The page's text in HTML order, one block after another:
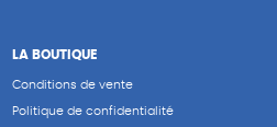
LA BOUTIQUE
Conditions de vente
Politique de confidentialité